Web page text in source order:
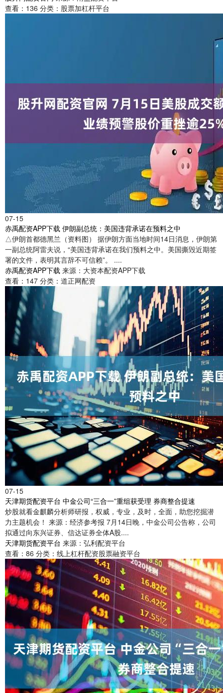
查看： 136 分类： 股票加杠杆平台
07-15
赤禹配资APP下载 伊朗副总统：美国违背承诺在预料之中
△伊朗首都德黑兰（资料图） 据伊朗方面当地时间14日消息，伊朗第
一副总统阿雷夫说，“美国违背承诺在我们预料之中。美国撕毁近期签
署的文件，表明其言辞不可信赖”。 ....
赤禹配资APP下载 来源：大资本配资APP下载
查看： 147 分类： 道正网配资
07-15
天津期货配资平台 中金公司“三合一”重组获受理 券商整合提速
炒股就看金麒麟分析师研报，权威，专业，及时，全面，助您挖掘潜
力主题机会！ 来源：经济参考报 7月14日晚，中金公司公告称，公司
拟通过向东兴证券、信达证券全体A股....
天津期货配资平台 来源：弘利配资平台
查看： 86 分类： 线上杠杆配资股票融资平台